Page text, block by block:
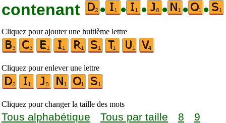
contenant
• • • • • •
Cliquez pour ajouter une huitième lettre
Cliquez pour enlever une lettre
Cliquez pour changer la taille des mots
Tous alphabétique Tous par taille 8
9